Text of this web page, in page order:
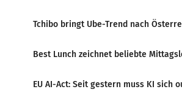
Tchibo bringt Ube-Trend nach
Best Lunch zeichnet beliebte
EU AI-Act: Seit gestern muss KI sich